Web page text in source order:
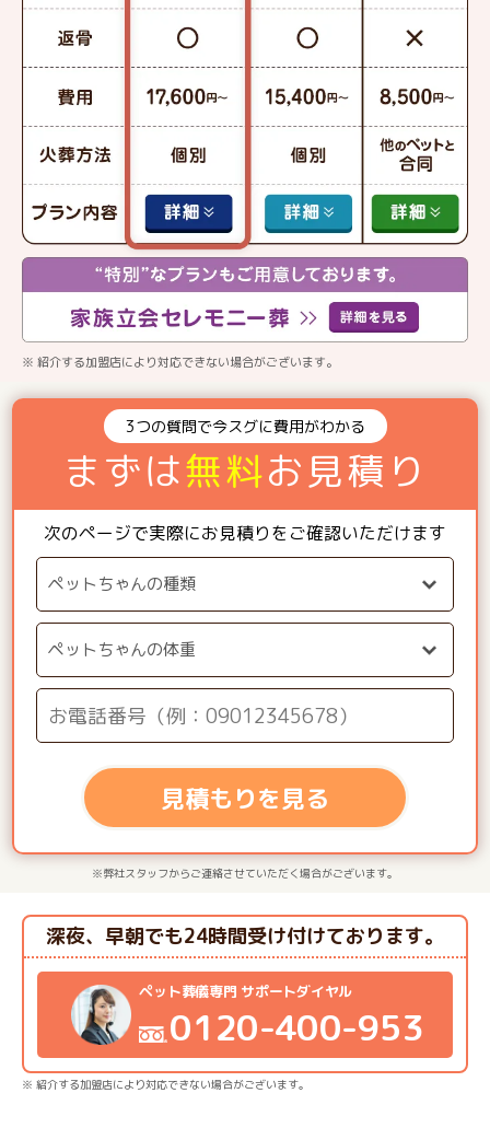
※ 紹介する加盟店により対応できない場合がございます。
3つの質問で今スグに費用がわかる
まずは無料お見積り
次のページで実際にお見積りをご確認いただけます
見積もりを見る
※弊社スタッフからご連絡させていただく場合がございます。
ペット葬儀専門 サポートダイヤル
0120-400-953
深夜、早朝でも24時間受け付けております。
※ 紹介する加盟店により対応できない場合がございます。